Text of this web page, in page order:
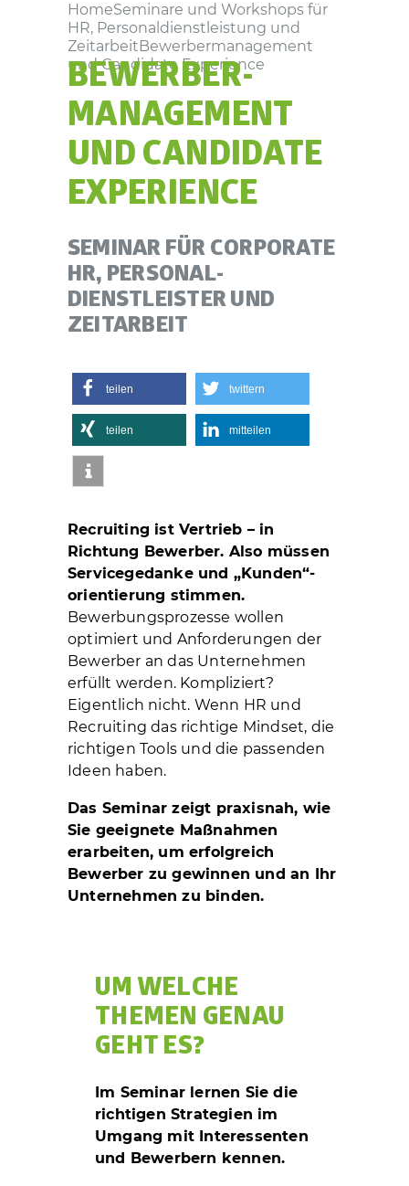
HomeSeminare und Workshops für
HR, Personaldienstleistung und
ZeitarbeitBewerbermanagement
und Candidate Experience
BEWERBER­
MANAGEMENT
UND CANDIDATE
EXPERIENCE
SEMINAR FÜR CORPORATE
HR, PERSONAL­­
DIENSTLEISTER UND
ZEITARBEIT
teilen twittern
teilen mitteilen
Recruiting ist Vertrieb – in
Richtung Bewerber. Also müssen
Servicegedanke und „Kunden“-
orientierung stimmen.
Bewerbungsprozesse wollen
optimiert und Anforderungen der
Bewerber an das Unternehmen
erfüllt werden. Kompliziert?
Eigentlich nicht. Wenn HR und
Recruiting das richtige Mindset, die
richtigen Tools und die passenden
Ideen haben.
Das Seminar zeigt praxisnah, wie
Sie geeignete Maßnahmen
erarbeiten, um erfolgreich
Bewerber zu gewinnen und an Ihr
Unternehmen zu binden.
UM WELCHE
THEMEN GENAU
GEHT ES?
Im Seminar lernen Sie die
richtigen Strategien im
Umgang mit Interessenten
und Bewerbern kennen.